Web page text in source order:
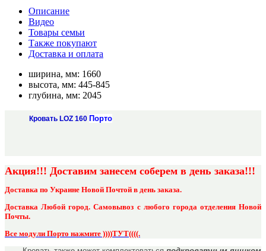
Описание
Видео
Товары семьи
Также покупают
Доставка и оплата
ширина, мм: 1660
высота, мм: 445-845
глубина, мм: 2045
Кровать LOZ 160 Порто
Акция!!! Доставим занесем соберем в день заказа!!!
Доставка по Украине Новой Почтой в день заказа.
Доставка Любой город. Самовывоз с любого города отделения Новой
Почты.
Все модули Порто нажмите ))))ТУТ((((.